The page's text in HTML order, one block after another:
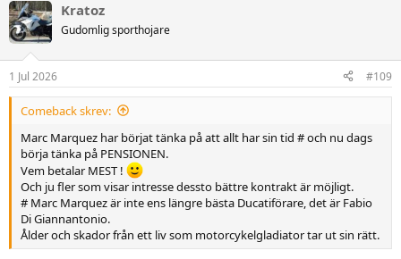
k
t
i
e
r
Kratoz
Gudomlig sporthojare
1 Jul 2026 #109
Comeback skrev:
Marc Marquez har börjat tänka på att allt har sin tid # och nu dags
börja tänka på PENSIONEN.
Vem betalar MEST !
Och ju fler som visar intresse dessto bättre kontrakt är möjligt.
# Marc Marquez är inte ens längre bästa Ducatiförare, det är Fabio
Di Giannantonio.
Ålder och skador från ett liv som motorcykelgladiator tar ut sin rätt.